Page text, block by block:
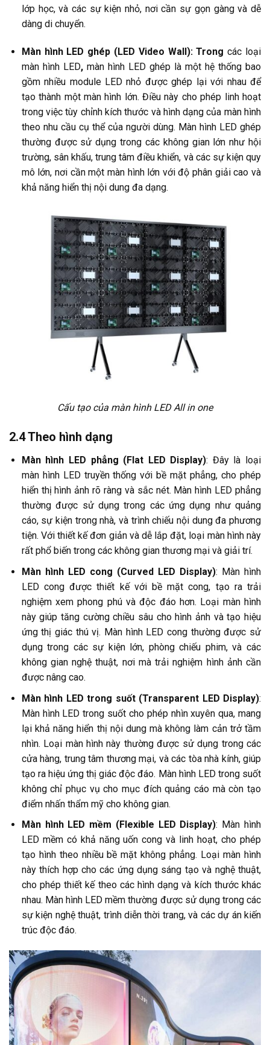
lớp học, và các sự kiện nhỏ, nơi cần sự gọn gàng và dễ
dàng di chuyển.
Màn hình LED ghép (LED Video Wall): Trongcác loại
màn hình LED, màn hình LED ghép là một hệ thống bao
gồm nhiều module LED nhỏ được ghép lại với nhau để
tạo thành một màn hình lớn. Điều này cho phép linh hoạt
trong việc tùy chỉnh kích thước và hình dạng của màn hình
theo nhu cầu cụ thể của người dùng. Màn hình LED ghép
thường được sử dụng trong các không gian lớn như hội
trường, sân khấu, trung tâm điều khiển, và các sự kiện quy
mô lớn, nơi cần một màn hình lớn với độ phân giải cao và
khả năng hiển thị nội dung đa dạng.
Cấu tạo của màn hình LED All in one
2.4 Theo hình dạng
Màn hình LED phẳng (Flat LED Display): Đây là loại
màn hình LED truyền thống với bề mặt phẳng, cho phép
hiển thị hình ảnh rõ ràng và sắc nét. Màn hình LED phẳng
thường được sử dụng trong các ứng dụng như quảng
cáo, sự kiện trong nhà, và trình chiếu nội dung đa phương
tiện. Với thiết kế đơn giản và dễ lắp đặt, loại màn hình này
rất phổ biến trong các không gian thương mại và giải trí.
Màn hình LED cong (Curved LED Display): Màn hình
LED cong được thiết kế với bề mặt cong, tạo ra trải
nghiệm xem phong phú và độc đáo hơn. Loại màn hình
này giúp tăng cường chiều sâu cho hình ảnh và tạo hiệu
ứng thị giác thú vị. Màn hình LED cong thường được sử
dụng trong các sự kiện lớn, phòng chiếu phim, và các
không gian nghệ thuật, nơi mà trải nghiệm hình ảnh cần
được nâng cao.
Màn hình LED trong suốt (Transparent LED Display):
Màn hình LED trong suốt cho phép nhìn xuyên qua, mang
lại khả năng hiển thị nội dung mà không làm cản trở tầm
nhìn. Loại màn hình này thường được sử dụng trong các
cửa hàng, trung tâm thương mại, và các tòa nhà kính, giúp
tạo ra hiệu ứng thị giác độc đáo. Màn hình LED trong suốt
không chỉ phục vụ cho mục đích quảng cáo mà còn tạo
điểm nhấn thẩm mỹ cho không gian.
Màn hình LED mềm (Flexible LED Display): Màn hình
LED mềm có khả năng uốn cong và linh hoạt, cho phép
tạo hình theo nhiều bề mặt không phẳng. Loại màn hình
này thích hợp cho các ứng dụng sáng tạo và nghệ thuật,
cho phép thiết kế theo các hình dạng và kích thước khác
nhau. Màn hình LED mềm thường được sử dụng trong các
sự kiện nghệ thuật, trình diễn thời trang, và các dự án kiến
trúc độc đáo.